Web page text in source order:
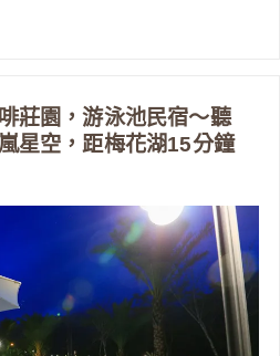
莊園，游泳池民宿～聽
星空，距梅花湖15分鐘